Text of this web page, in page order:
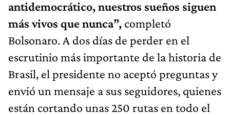
antidemocrático, nuestros sueños siguen
más vivos que nunca”, completó
Bolsonaro. A dos días de perder en el
escrutinio más importante de la historia de
Brasil, el presidente no aceptó preguntas y
envió un mensaje a sus seguidores, quienes
están cortando unas 250 rutas en todo el